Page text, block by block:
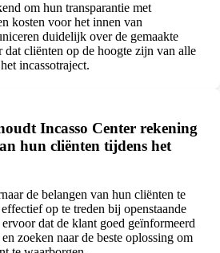
om hun transparantie met
kosten voor het innen van
duidelijk over de gemaakte
dat cliënten op de hoogte zijn van alle
incassotraject.
Incasso Center rekening
hun cliënten tijdens het
de belangen van hun cliënten te
op te treden bij openstaande
dat de klant goed geïnformeerd
zoeken naar de beste oplossing om